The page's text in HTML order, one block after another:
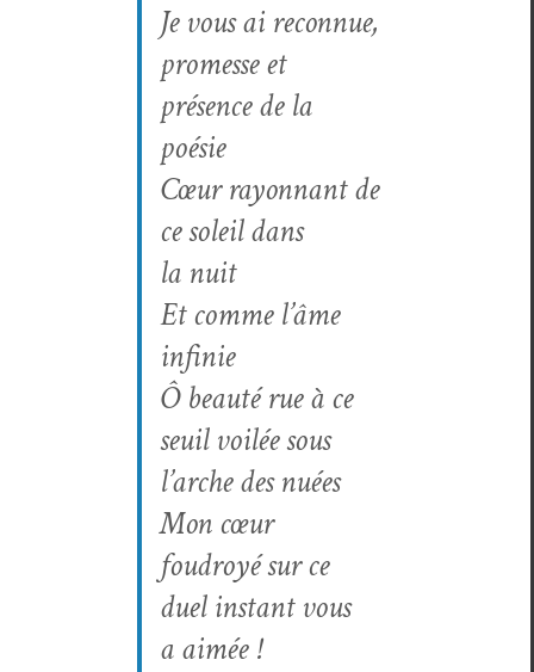
Je vous ai recon­nue,
promesse et
présence de la
poésie
Cœur ray­on­nant de
ce soleil dans
la nuit
Et comme l’âme
infinie
Ô beauté rue à ce
seuil voilée sous
l’arche des nuées
Mon cœur
foudroyé sur ce
duel instant vous
a aimée !